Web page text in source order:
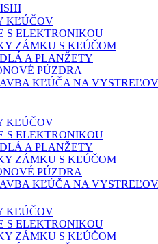
KĽÚČOV
S ELEKTRONIKOU
ZÁMKU S KĽÚČOM
A PLANŽETY
PÚZDRA
KĽÚČA NA
KĽÚČOV
S ELEKTRONIKOU
A PLANŽETY
ZÁMKU S KĽÚČOM
PÚZDRA
KĽÚČA NA
KĽÚČOV
S ELEKTRONIKOU
ZÁMKU S KĽÚČOM